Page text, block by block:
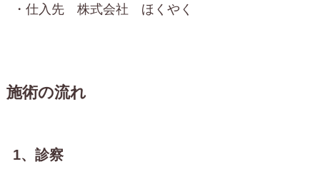
・仕入先 株式会社 ほくやく
施術の流れ
1、診察